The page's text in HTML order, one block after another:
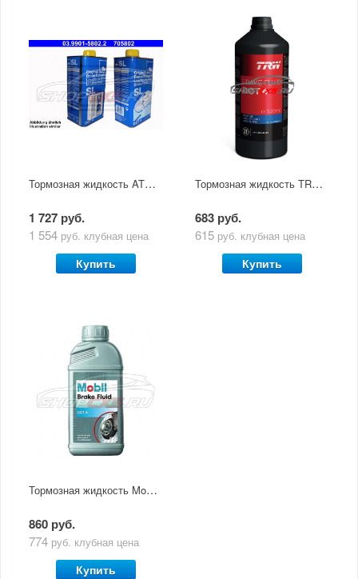
Тормозная жидкость ATE Dot4 1л
1 727 руб.
1 554 руб. клубная цена
Купить
Тормозная жидкость TRW Dot4 0.5л
683 руб.
615 руб. клубная цена
Купить
Тормозная жидкость Mobil Brake Fluid DOT 4 0.5л
860 руб.
774 руб. клубная цена
Купить